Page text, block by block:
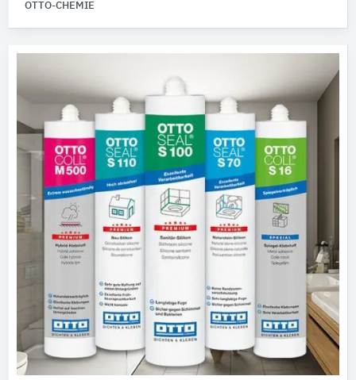
OTTO-CHEMIE